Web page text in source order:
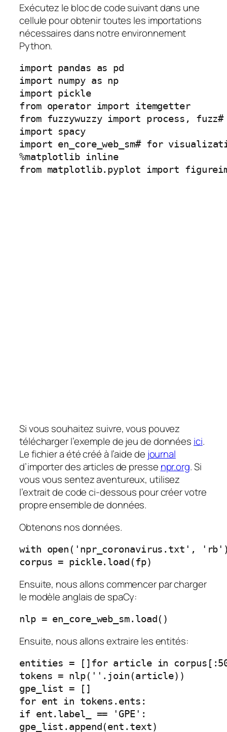
Exécutez le bloc de code suivant dans une
cellule pour obtenir toutes les importations
nécessaires dans notre environnement
Python.
import pandas as pd
import numpy as np
import pickle
from operator import itemgetter
from fuzzywuzzy import process, fuzz#
import spacy
import en_core_web_sm# for
%matplotlib inline
from matplotlib.pyplot import figure
Si vous souhaitez suivre, vous pouvez
télécharger l’exemple de jeu de données ici.
Le fichier a été créé à l’aide de journal
d’importer des articles de presse npr.org. Si
vous vous sentez aventureux, utilisez
l’extrait de code ci-dessous pour créer votre
propre ensemble de données.
Obtenons nos données.
with open('npr_coronavirus.txt',
corpus = pickle.load(fp)
Ensuite, nous allons commencer par charger
le modèle anglais de spaCy:
nlp = en_core_web_sm.load()
Ensuite, nous allons extraire les entités:
entities = [] for article in
tokens = nlp(''.join(article))
gpe_list = []
for ent in tokens.ents:
if ent.label_ == 'GPE':
gpe_list.append(ent.text)